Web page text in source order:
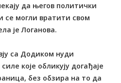
да његов политички
се могли вратити свом
је Логанова.
са Додиком нуди
које обликују догађаје
без обзира на то да